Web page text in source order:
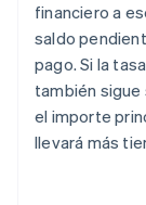
financiero a
saldo
pago. Si la
también sigue
el importe
llevará más